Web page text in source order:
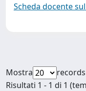
Scheda docente
Mostra
records
Risultati 1 - 1 di 1